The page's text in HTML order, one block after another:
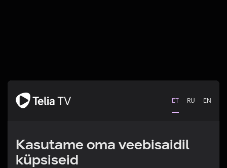
ET RU EN
Kasutame oma veebisaidil
küpsiseid